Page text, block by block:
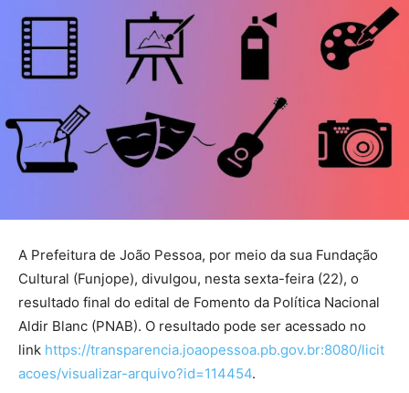
A Prefeitura de João Pessoa, por meio da sua Fundação
Cultural (Funjope), divulgou, nesta sexta-feira (22), o
resultado final do edital de Fomento da Política Nacional
Aldir Blanc (PNAB). O resultado pode ser acessado no
link https://transparencia.joaopessoa.pb.gov.br:8080/licit
acoes/visualizar-arquivo?id=114454.